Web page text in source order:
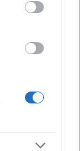
και μάθετε
τον κόσμο.